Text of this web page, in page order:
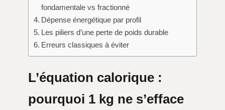
fondamentale vs fractionné
Dépense énergétique par profil
Les piliers d’une perte de poids durable
Erreurs classiques à éviter
L’équation calorique :
pourquoi 1 kg ne s’efface